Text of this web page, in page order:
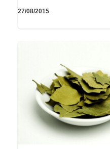
27/08/2015